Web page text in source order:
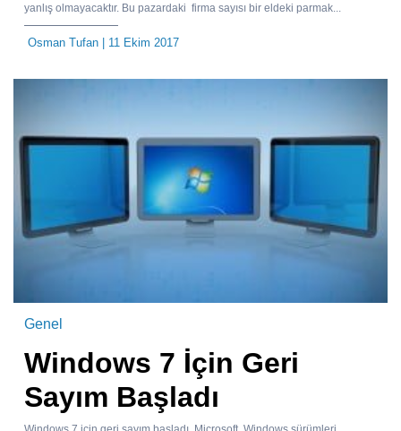
yanlış olmayacaktır. Bu pazardaki firma sayısı bir eldeki parmak...
Osman Tufan | 11 Ekim 2017
Genel
Windows 7 İçin Geri
Sayım Başladı